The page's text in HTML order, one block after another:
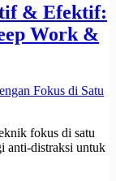
& Efektif:
Work &
fokus di satu
anti-distraksi untuk